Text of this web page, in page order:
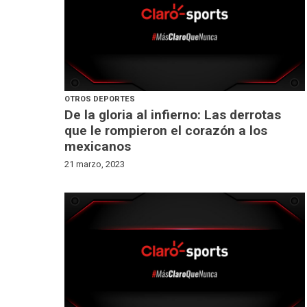
OTROS DEPORTES
De la gloria al infierno: Las derrotas
que le rompieron el corazón a los
mexicanos
21 marzo, 2023